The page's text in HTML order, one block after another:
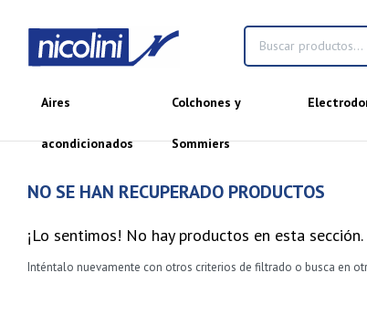
Aires
acondicionados
Colchones y
Sommiers
NO SE HAN RECUPERADO PRODUCTOS
¡Lo sentimos! No hay productos en esta sección.
Inténtalo nuevamente con otros criterios de filtrado o busca en